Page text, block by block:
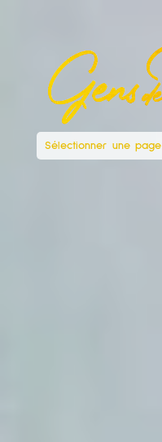
Sélectionner une page